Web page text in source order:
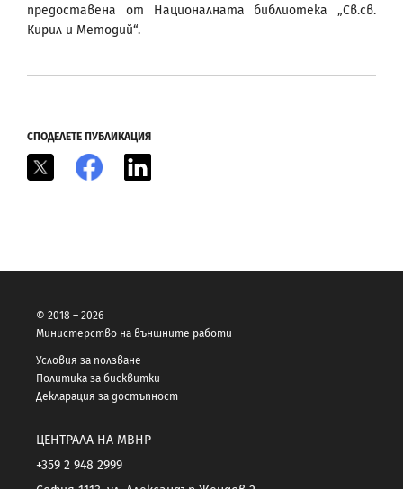
предоставена от Националната библиотека „Св.св.
Кирил и Методий“.
СПОДЕЛЕТЕ ПУБЛИКАЦИЯ
Facebook
© 2018 – 2026
Министерство на външните работи
Условия за ползване
Политика за бисквитки
Декларация за достъпност
ЦЕНТРАЛА НА МВНР
+359 2 948 2999